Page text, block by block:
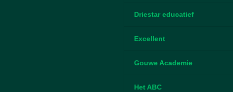
Driestar educatief
Excellent
Gouwe Academie
Het ABC